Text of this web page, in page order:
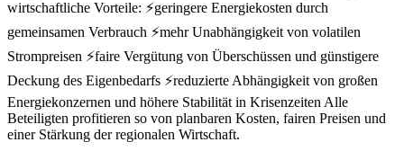
wirtschaftliche Vorteile: ⚡geringere Energiekosten durch
gemeinsamen Verbrauch ⚡mehr Unabhängigkeit von volatilen
Strompreisen ⚡faire Vergütung von Überschüssen und günstigere
Deckung des Eigenbedarfs ⚡reduzierte Abhängigkeit von großen
Energiekonzernen und höhere Stabilität in Krisenzeiten Alle
Beteiligten profitieren so von planbaren Kosten, fairen Preisen und
einer Stärkung der regionalen Wirtschaft.